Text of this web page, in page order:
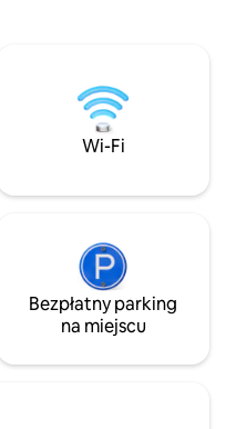
sierpień i
miesięczne
jesienno-
życzenie. Podwójny ogrzewany garaż
podczas
Wi-Fi
Bezpłatny parking
na miejscu